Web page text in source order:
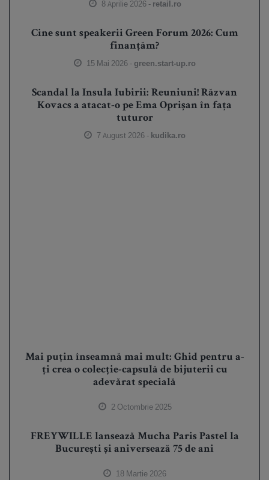
8 Aprilie 2026 - retail.ro
Cine sunt speakerii Green Forum 2026: Cum
finanțăm?
15 Mai 2026 - green.start-up.ro
Scandal la Insula Iubirii: Reuniuni! Răzvan
Kovacs a atacat-o pe Ema Oprișan în fața
tuturor
7 August 2026 - kudika.ro
Mai puțin înseamnă mai mult: Ghid pentru a-
ți crea o colecție-capsulă de bijuterii cu
adevărat specială
2 Octombrie 2025
FREYWILLE lansează Mucha Paris Pastel la
București și aniversează 75 de ani
18 Martie 2026